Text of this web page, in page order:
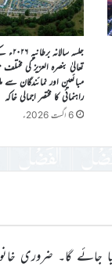
جلسہ
تعالیٰ بنصرہ العزیز کی
مبائعین اور نمائندگان سے
راہنمائی کا مختصر اجمالی خاکہ
6 اگست 2026ء
جائے گا۔ ضروری